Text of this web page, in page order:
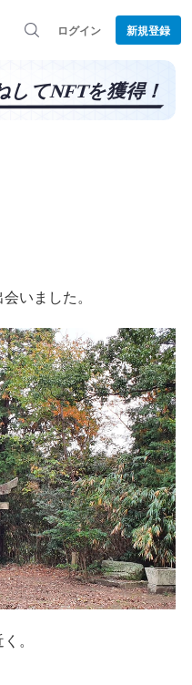
ログイン 新規登録
いました。
。